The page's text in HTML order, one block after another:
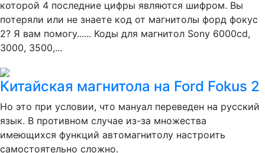
которой 4 последние цифры являются шифром. Вы
потеряли или не знаете код от магнитолы форд фокус
2? Я вам помогу...... Коды для магнитол Sony 6000cd,
3000, 3500,...
Китайская магнитола на Ford Fokus 2
Но это при условии, что мануал переведен на русский
язык. В противном случае из-за множества
имеющихся функций автомагнитолу настроить
самостоятельно сложно.